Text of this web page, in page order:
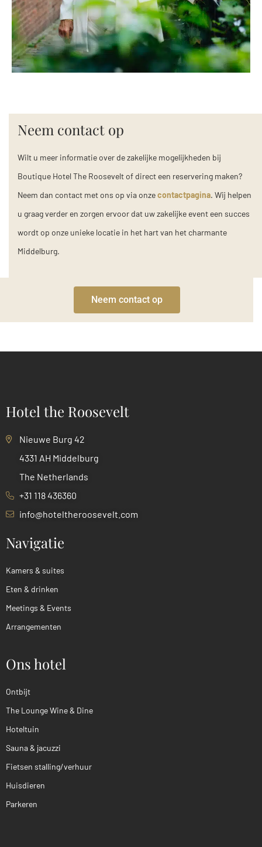
Neem contact op
Wilt u meer informatie over de zakelijke mogelijkheden bij
Boutique Hotel The Roosevelt of direct een reservering maken?
Neem dan contact met ons op via onzecontactpagina. Wij helpen
u graag verder en zorgen ervoor dat uw zakelijke event een succes
wordt op onze unieke locatie in het hart van het charmante
Middelburg.
Neem contact op
Hotel the Roosevelt
Nieuwe Burg 42
4331 AH Middelburg
The Netherlands
+31 118 436360
info@hoteltheroosevelt.com
Navigatie
Kamers & suites
Eten & drinken
Meetings & Events
Arrangementen
Ons hotel
Ontbijt
The Lounge Wine & Dine
Hoteltuin
Sauna & jacuzzi
Fietsen stalling/verhuur
Huisdieren
Parkeren